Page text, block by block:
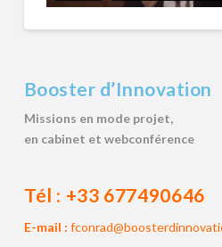
Booster d’Innovation
Missions en mode projet,
en cabinet et webconférence
Tél : +33 677490646
E-mail :